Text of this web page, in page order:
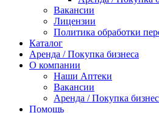
Вакансии
Лицензии
Политика обработки
Каталог
Аренда / Покупка бизнеса
О компании
Наши Аптеки
Вакансии
Аренда / Покупка
Помощь